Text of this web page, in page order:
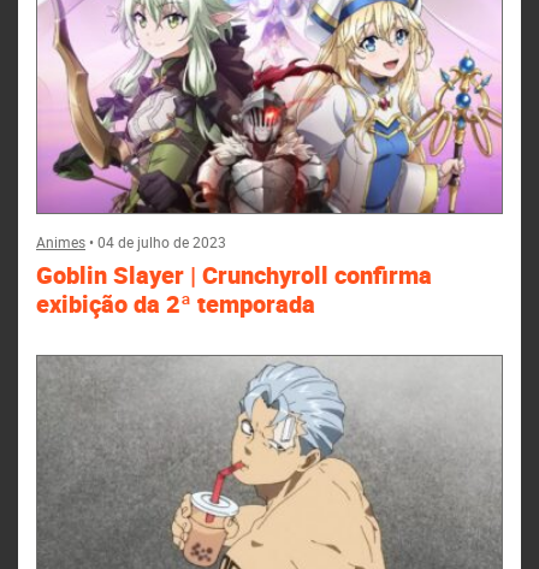
Animes•04 de julho de 2023
Goblin Slayer | Crunchyroll confirma
exibição da 2ª temporada